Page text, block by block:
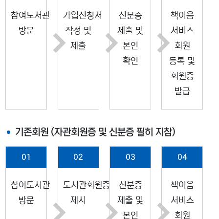
참여도서관
방문
가입신청서
작성 및
제출
신분증
제출 및
본인
확인
책이음
서비스
회원
등록 및
회원증
발급
기존회원 (자관회원증 및 신분증 필히 지참)
01
참여도서관
방문
02
도서관회원증
제시
03
신분증
제출 및
본인
04
책이음
서비스
회원